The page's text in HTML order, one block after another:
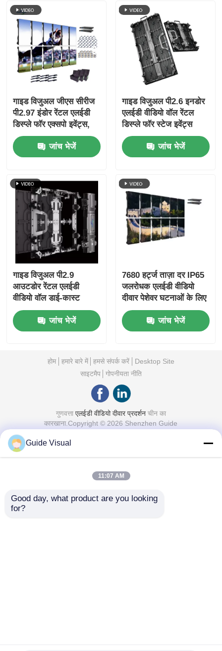
गाइड विजुअल जीएस सीरीज
पी2.97 इंडोर रेंटल एलईडी
डिस्प्ले फॉर एक्सपो इवेंट्स,
7680 हर्ट्ज नो ब्लैक स्क्रीन
सीई
जांच भेजें
गाइड विजुअल पी2.6 इनडोर
एलईडी वीडियो वॉल रेंटल
डिस्प्ले फॉर स्टेज इवेंट्स
कॉन्सर्ट सीमलेस स्क्रीन
जांच भेजें
गाइड विजुअल पी2.9
आउटडोर रेंटल एलईडी
वीडियो वॉल डाई-कास्ट
कैबिनेट कॉन्सर्ट इवेंट्स के
लिए सीमलेस स्टेज डिस्प्ले
जांच भेजें
7680 हर्ट्ज ताज़ा दर IP65
जलरोधक एलईडी वीडियो
दीवार पेशेवर घटनाओं के लिए
डाई-कास्ट एल्यूमीनियम
कैबिनेट के साथजांच भेजें
होम हमारे बारे में हमसे संपर्क करें
Desktop Site
साइटमैप
गोपनीयता नीति
गुणवत्ता एलईडी वीडियो दीवार प्रदर्शनचीन का
कारखाना.Copyright © 2026 Shenzhen Guide
Guide Visual
11:07 AM
Good day, what product are you looking
for?